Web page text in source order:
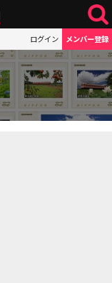
ログイン メンバー登録